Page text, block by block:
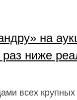
на
ниже
всех